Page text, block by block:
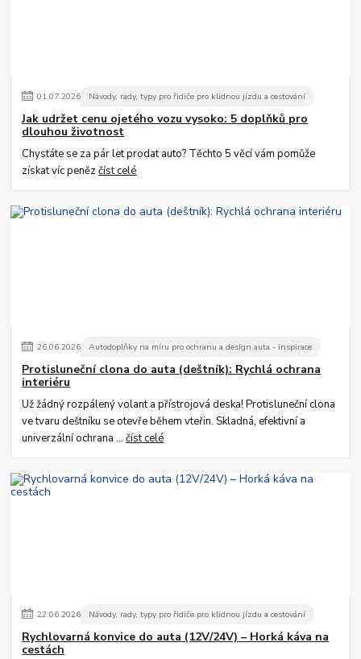
01.07.2026 Návody, rady, typy pro řidiče pro klidnou jízdu a cestování
Jak udržet cenu ojetého vozu vysoko: 5 doplňků pro
dlouhou životnost
Chystáte se za pár let prodat auto? Těchto 5 věcí vám pomůže
získat víc penězčíst celé
26.06.2026 Autodoplňky na míru pro ochranu a design auta - inspirace
Protisluneční clona do auta (deštník): Rychlá ochrana
interiéru
Už žádný rozpálený volant a přístrojová deska! Protisluneční clona
ve tvaru deštníku se otevře během vteřin. Skladná, efektivní a
univerzální ochrana ...číst celé
22.06.2026 Návody, rady, typy pro řidiče pro klidnou jízdu a cestování
Rychlovarná konvice do auta (12V/24V) – Horká káva na
cestách